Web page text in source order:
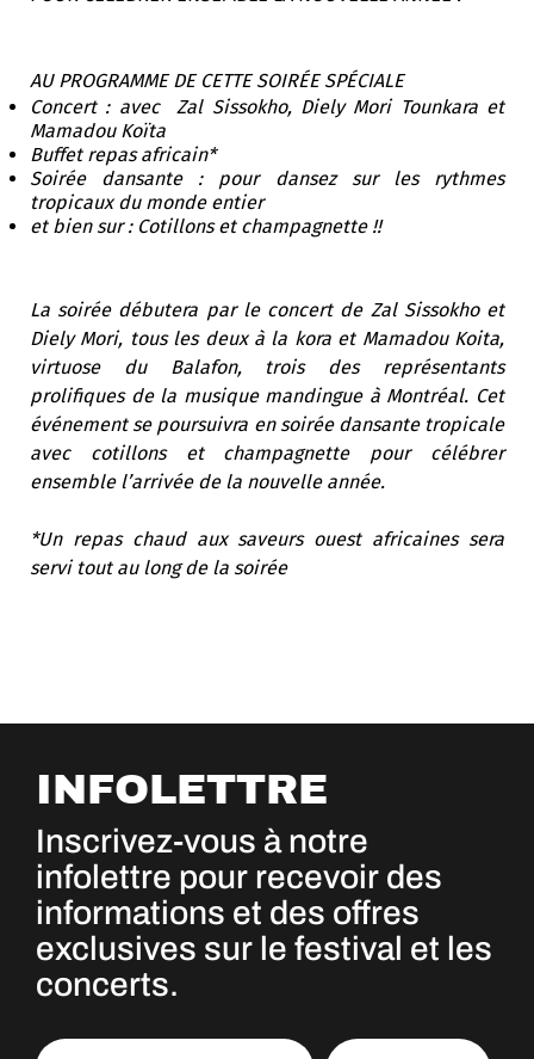
AU PROGRAMME DE CETTE SOIRÉE SPÉCIALE
Concert : avec Zal Sissokho, Diely Mori Tounkara et
Mamadou Koïta
Buffet repas africain*
Soirée dansante : pour dansez sur les rythmes
tropicaux du monde entier
et bien sur : Cotillons et champagnette !!
La soirée débutera par le concert de Zal Sissokho et
Diely Mori, tous les deux à la kora et Mamadou Koita,
virtuose du Balafon, trois des représentants
prolifiques de la musique mandingue à Montréal. Cet
événement se poursuivra en soirée dansante tropicale
avec cotillons et champagnette pour célébrer
ensemble l’arrivée de la nouvelle année.
*Un repas chaud aux saveurs ouest africaines sera
servi tout au long de la soirée
INFOLETTRE
Inscrivez-vous à notre
infolettre pour recevoir des
informations et des offres
exclusives sur le festival et les
concerts.